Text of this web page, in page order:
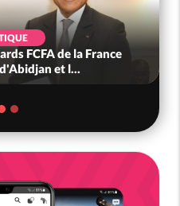
FCFA de la France
et l...